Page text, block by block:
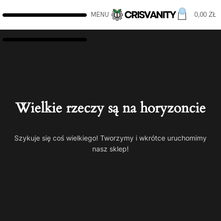
MENU 0 0,00 ZŁ
Wielkie rzeczy są na horyzoncie
Szykuje się coś wielkiego! Tworzymy i wkrótce uruchomimy
nasz sklep!